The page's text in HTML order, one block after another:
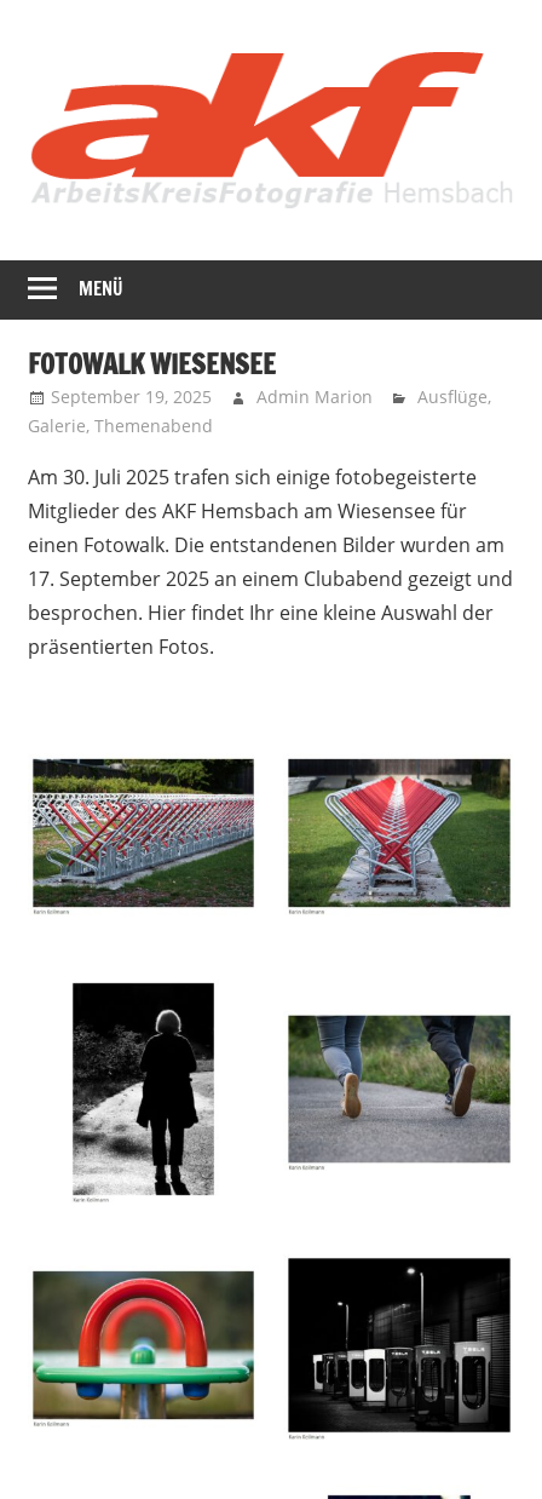
AKF
Hemsbach
in
ihrer
Vielfalt
MENÜ
FOTOWALK WIESENSEE
September 19, 2025 Admin Marion Ausflüge,
Galerie, Themenabend
Am 30. Juli 2025 trafen sich einige fotobegeisterte
Mitglieder des AKF Hemsbach am Wiesensee für
einen Fotowalk. Die entstandenen Bilder wurden am
17. September 2025 an einem Clubabend gezeigt und
besprochen. Hier findet Ihr eine kleine Auswahl der
präsentierten Fotos.